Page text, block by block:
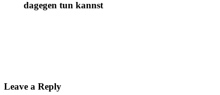
dagegen tun kannst
Leave a Reply